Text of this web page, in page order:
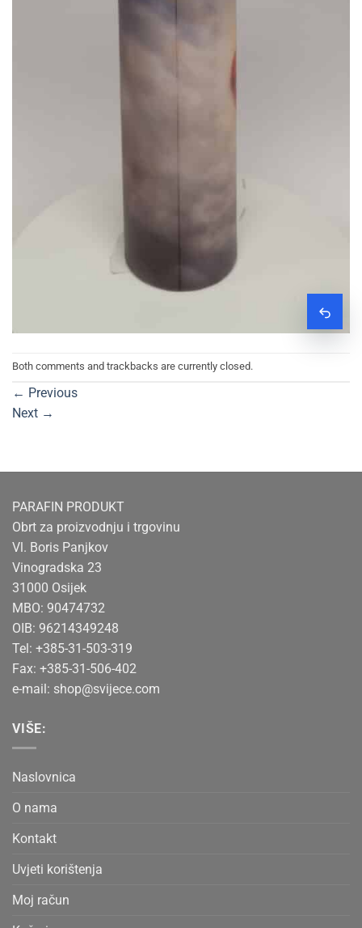
Both comments and trackbacks are currently closed.
← Previous
Next →
PARAFIN PRODUKT
Obrt za proizvodnju i trgovinu
Vl. Boris Panjkov
Vinogradska 23
31000 Osijek
MBO: 90474732
OIB: 96214349248
Tel: +385-31-503-319
Fax: +385-31-506-402
e-mail: shop@svijece.com
VIŠE:
Naslovnica
O nama
Kontakt
Uvjeti korištenja
Moj račun